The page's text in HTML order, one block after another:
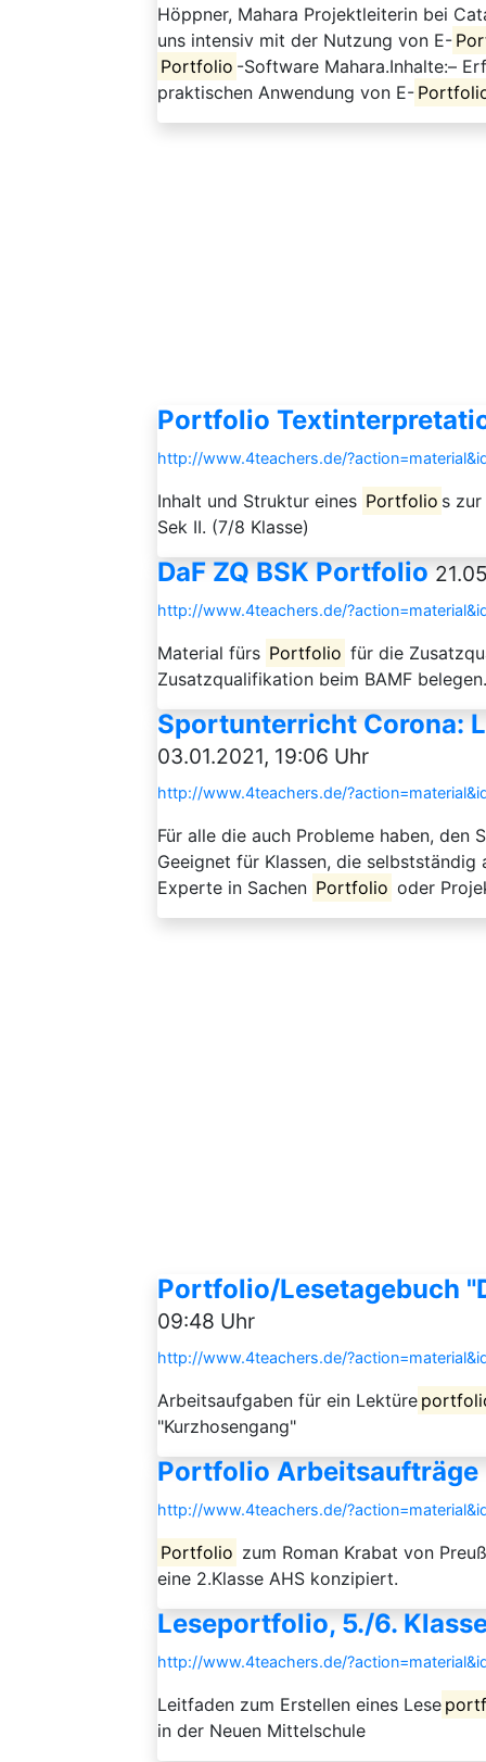
Höppner, Mahara Projektleiterin bei
uns intensiv mit der Nutzung von E-
Portfolio -Software Mahara.Inhalte:–
praktischen Anwendung von E-
Portfolio
http://www.4teachers.de/
Inhalt und Struktur eines Portfolio s
Sek II. (7/8 Klasse)
DaF ZQ BSK Portfolio
http://www.4teachers.de/
Material fürs Portfolio für die
Zusatzqualifikation beim BAMF belegen.
Sportunterricht Corona:
03.01.2021, 19:06 Uhr
http://www.4teachers.de/
Für alle die auch Probleme haben,
Geeignet für Klassen, die
Experte in Sachen Portfolio oder
Portfolio/Lesetagebuch
09:48 Uhr
http://www.4teachers.de/
Arbeitsaufgaben für ein Lektüre
"Kurzhosengang"
Portfolio Arbeitsaufträge
http://www.4teachers.de/
Portfolio zum Roman Krabat von
eine 2.Klasse AHS konzipiert.
Leseportfolio, 5./6.
http://www.4teachers.de/
Leitfaden zum Erstellen eines Lese
in der Neuen Mittelschule